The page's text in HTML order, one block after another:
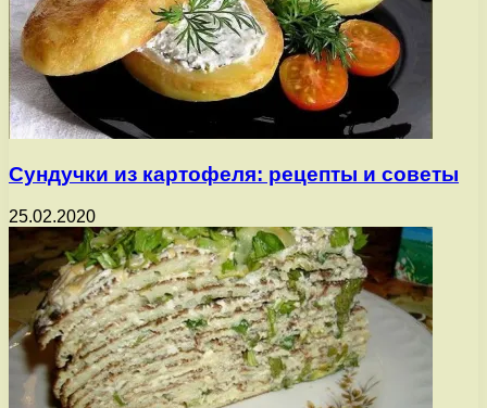
Сундучки из картофеля: рецепты и советы
25.02.2020